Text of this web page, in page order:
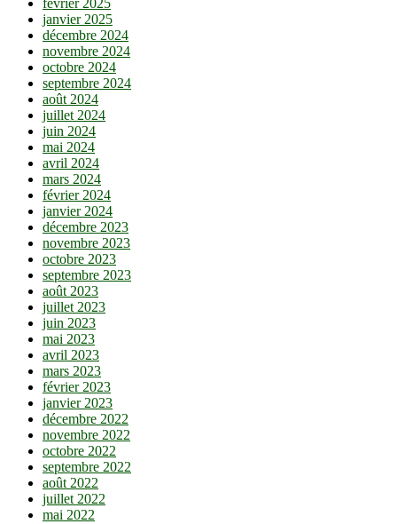
février 2025
janvier 2025
décembre 2024
novembre 2024
octobre 2024
septembre 2024
août 2024
juillet 2024
juin 2024
mai 2024
avril 2024
mars 2024
février 2024
janvier 2024
décembre 2023
novembre 2023
octobre 2023
septembre 2023
août 2023
juillet 2023
juin 2023
mai 2023
avril 2023
mars 2023
février 2023
janvier 2023
décembre 2022
novembre 2022
octobre 2022
septembre 2022
août 2022
juillet 2022
mai 2022